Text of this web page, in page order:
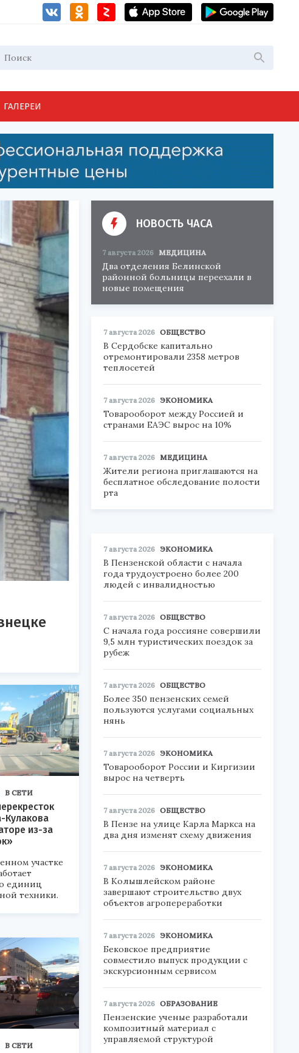
ГАЛЕРЕИ
В СЕТИ
Кулакова
из-за
участке
единиц
техники.
В СЕТИ
НОВОСТЬ ЧАСА
7 августа 2026 МЕДИЦИНА
Два отделения Белинской
районной больницы переехали в
новые помещения
7 августа 2026 ОБЩЕСТВО
В Сердобске капитально
отремонтировали 2358 метров
теплосетей
7 августа 2026 ЭКОНОМИКА
Товарооборот между Россией и
странами ЕАЭС вырос на 10%
7 августа 2026 МЕДИЦИНА
Жители региона приглашаются на
бесплатное обследование полости
рта
7 августа 2026 ЭКОНОМИКА
В Пензенской области с начала
года трудоустроено более 200
людей с инвалидностью
7 августа 2026 ОБЩЕСТВО
С начала года россияне совершили
9,5 млн туристических поездок за
рубеж
7 августа 2026 ОБЩЕСТВО
Более 350 пензенских семей
пользуются услугами социальных
нянь
7 августа 2026 ЭКОНОМИКА
Товарооборот России и Киргизии
вырос на четверть
7 августа 2026 ОБЩЕСТВО
В Пензе на улице Карла Маркса на
два дня изменят схему движения
7 августа 2026 ЭКОНОМИКА
В Колышлейском районе
завершают строительство двух
объектов агропереработки
7 августа 2026 ЭКОНОМИКА
Бековское предприятие
совместило выпуск продукции с
экскурсионным сервисом
7 августа 2026 ОБРАЗОВАНИЕ
Пензенские ученые разработали
композитный материал с
управляемой структурой